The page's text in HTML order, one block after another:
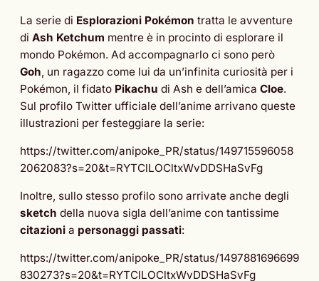
La serie di Esplorazioni Pokémon tratta le avventure
di Ash Ketchum mentre è in procinto di esplorare il
mondo Pokémon. Ad accompagnarlo ci sono però
Goh, un ragazzo come lui da un’infinita curiosità per i
Pokémon, il fidato Pikachu di Ash e dell’amica Cloe.
Sul profilo Twitter ufficiale dell’anime arrivano queste
illustrazioni per festeggiare la serie:
https://twitter.com/anipoke_PR/status/149715596058
2062083?s=20&t=RYTClLOCltxWvDDSHaSvFg
Inoltre, sullo stesso profilo sono arrivate anche degli
sketch della nuova sigla dell’anime con tantissime
citazioni a personaggi passati:
https://twitter.com/anipoke_PR/status/1497881696699
830273?s=20&t=RYTClLOCltxWvDDSHaSvFg